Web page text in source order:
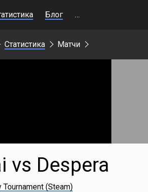
Блог Стримы
Статистика Матчи
vs Despera
Tournament (Steam)